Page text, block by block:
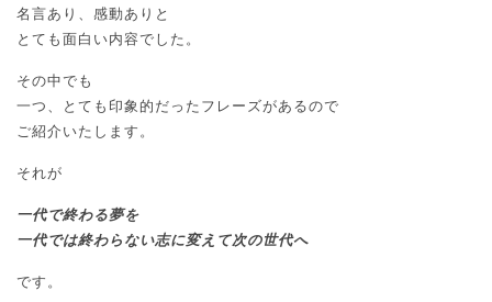
名言あり、感動ありと
とても面白い内容でした。
その中でも
一つ、とても印象的だったフレーズがあるので
ご紹介いたします。
それが
一代で終わる夢を
一代では終わらない志に変えて次の世代へ
です。